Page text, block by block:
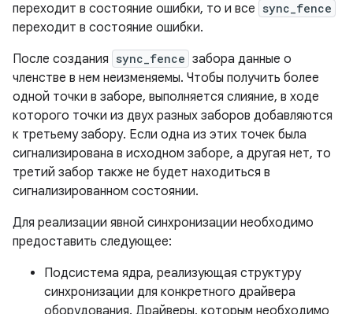
переходит в состояние ошибки, то и все sync_fence
переходит в состояние ошибки.
После создания sync_fence забора данные о
членстве в нем неизменяемы. Чтобы получить более
одной точки в заборе, выполняется слияние, в ходе
которого точки из двух разных заборов добавляются
к третьему забору. Если одна из этих точек была
сигнализирована в исходном заборе, а другая нет, то
третий забор также не будет находиться в
сигнализированном состоянии.
Для реализации явной синхронизации необходимо
предоставить следующее:
Подсистема ядра, реализующая структуру
синхронизации для конкретного драйвера
оборудования. Драйверы, которым необходимо